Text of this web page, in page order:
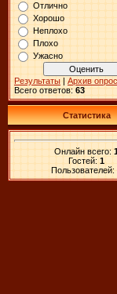
Отлично
Хорошо
Неплохо
Плохо
Ужасно
Результаты | Архив
Всего ответов: 63
Статистика
Онлайн всего:
Гостей: 1
Пользователей: